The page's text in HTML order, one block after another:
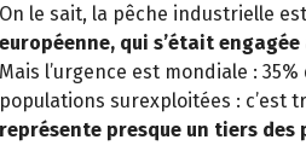
On le sait, la pêche industrielle
européenne, qui s’était
Mais l’urgence est mondiale :
populations surexploitées : c’est
représente presque un tiers des